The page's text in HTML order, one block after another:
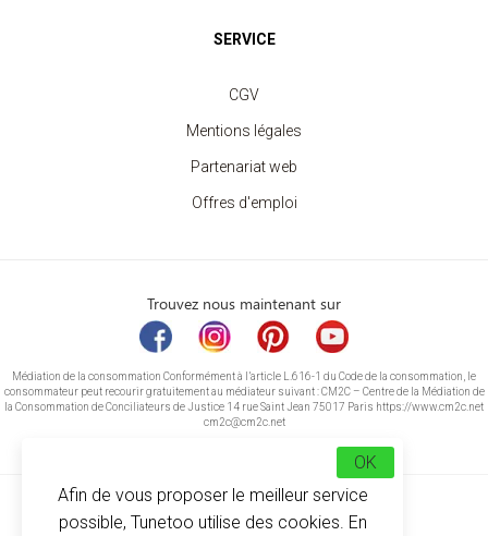
SERVICE
CGV
Mentions légales
Partenariat web
Offres d'emploi
Trouvez nous maintenant sur
Médiation de la consommation Conformément à l’article L.616-1 du Code de la consommation, le
consommateur peut recourir gratuitement au médiateur suivant : CM2C – Centre de la Médiation de
la Consommation de Conciliateurs de Justice 14 rue Saint Jean 75017 Paris https://www.cm2c.net
cm2c@cm2c.net
Afin de vous proposer le meilleur service
possible, Tunetoo utilise des cookies. En
OK